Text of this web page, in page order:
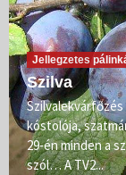
Jellegzetes
Szilva
kóstolója,
29-én minden a
szól… A TV2...